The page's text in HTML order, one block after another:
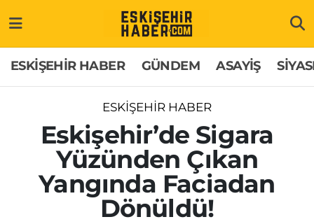
ESKİŞEHİR HABER GÜNDEM ASAYİŞ
ESKİŞEHİR HABER
Eskişehir’de Sigara
Yüzünden Çıkan
Yangında Faciadan
Dönüldü!
GÜNDEM
ASAYİŞ
SİYASET
EKONOMİ
Hakkımızda
İletişim
Künye
Odunpazarı Trafik Yoğunluk Haritası
Süper Lig Puan Durumu ve Fikstür
Tüm Manşetler
Son Dakika Haberleri